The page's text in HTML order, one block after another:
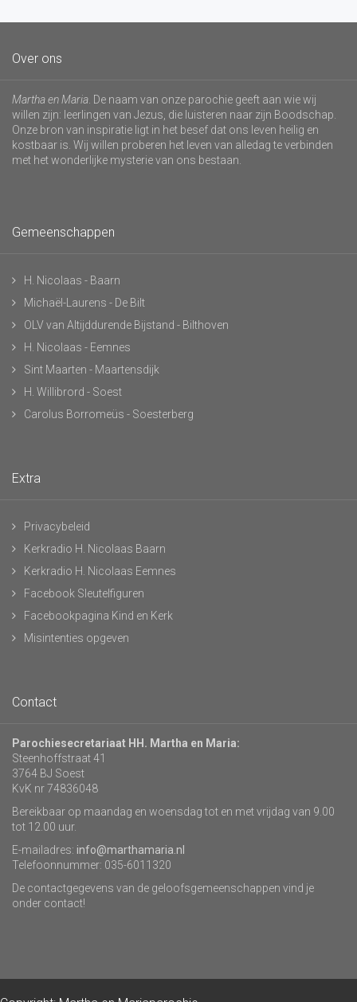
Over ons
Martha en Maria . De naam van onze parochie geeft aan wie wij
willen zijn: leerlingen van Jezus, die luisteren naar zijn Boodschap.
Onze bron van inspiratie ligt in het besef dat ons leven heilig en
kostbaar is. Wij willen proberen het leven van alledag te verbinden
met het wonderlijke mysterie van ons bestaan.
Gemeenschappen
H. Nicolaas - Baarn
Michaël-Laurens - De Bilt
OLV van Altijddurende Bijstand - Bilthoven
H. Nicolaas - Eemnes
Sint Maarten - Maartensdijk
H. Willibrord - Soest
Carolus Borromeüs - Soesterberg
Extra
Privacybeleid
Kerkradio H. Nicolaas Baarn
Kerkradio H. Nicolaas Eemnes
Facebook Sleutelfiguren
Facebookpagina Kind en Kerk
Misintenties opgeven
Contact
Parochiesecretariaat HH. Martha en Maria:
Steenhoffstraat 41
3764 BJ Soest
KvK nr 74836048
Bereikbaar op maandag en woensdag tot en met vrijdag van 9.00
tot 12.00 uur.
E-mailadres: info@marthamaria.nl
Telefoonnummer: 035-6011320
De contactgegevens van de geloofsgemeenschappen vind je
onder contact!